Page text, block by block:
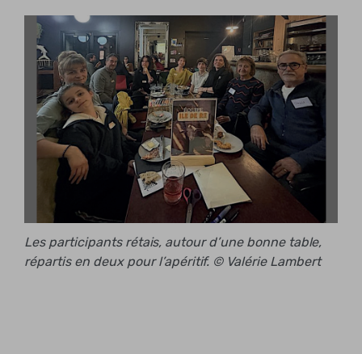
Les participants rétais, autour d’une bonne table,
répartis en deux pour l’apéritif. © Valérie Lambert